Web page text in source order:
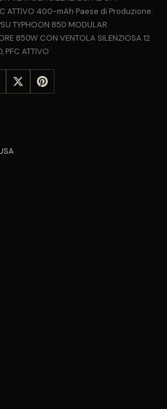
ATTIVO 400-mAh Paese di Produzione:
TYPHOON 850 MODULAR
850W CON VENTOLA SILENZIOSA 12
PFC ATTIVO